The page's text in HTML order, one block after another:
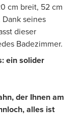
cm breit, 52 cm
seines
dieser
Badezimmer.
ein solider
der Ihnen am
alles ist